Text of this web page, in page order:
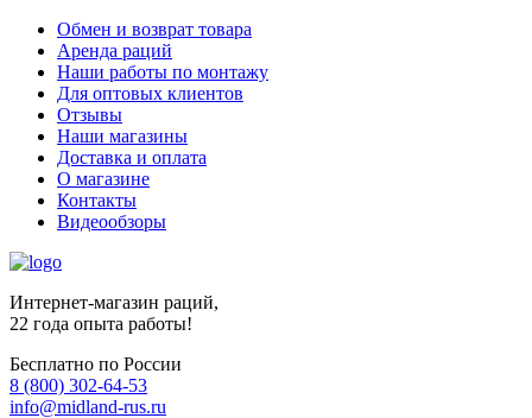
Обмен и возврат товара
Аренда раций
Наши работы по монтажу
Для оптовых клиентов
Отзывы
Наши магазины
Доставка и оплата
О магазине
Контакты
Видеообзоры
Интернет-магазин раций,
22 года опыта работы!
Бесплатно по России
8 (800) 302-64-53
info@midland-rus.ru